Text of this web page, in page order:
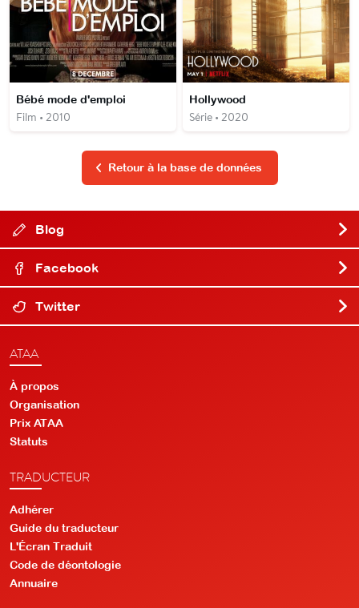
Bébé mode d'emploi
Film • 2010
Hollywood
Série • 2020
Retour à la base de données
Blog
Facebook
Twitter
ATAA
À propos
Organisation
Prix ATAA
Statuts
TRADUCTEUR
Adhérer
Guide du traducteur
L'Écran Traduit
Code de déontologie
Annuaire